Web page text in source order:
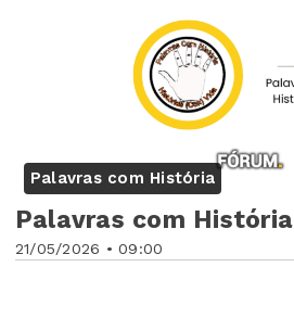
Palavras com História
21/05/2026 • 09:00
Palavras com História